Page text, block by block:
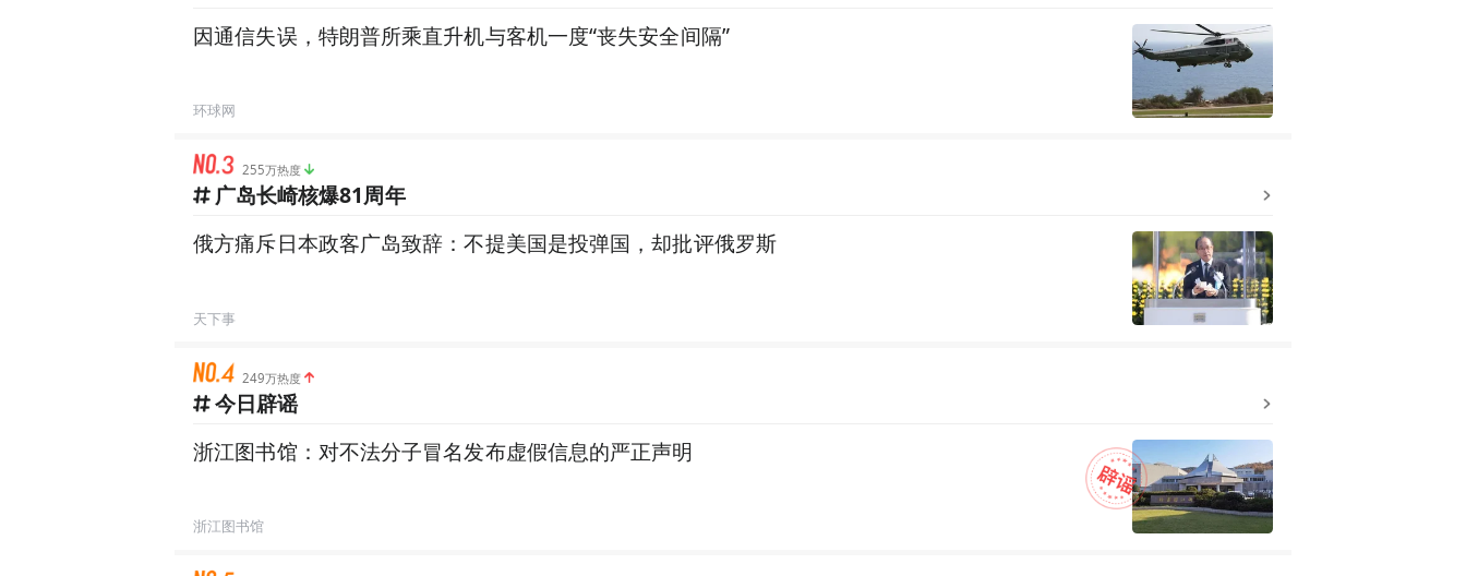
因通信失误，特朗普所乘直升机与客机一度“丧失安全间隔”
环球网
255万热度
广岛长崎核爆81周年
俄方痛斥日本政客广岛致辞：不提美国是投弹国，却批评俄罗斯
天下事
249万热度
今日辟谣
浙江图书馆：对不法分子冒名发布虚假信息的严正声明
浙江图书馆